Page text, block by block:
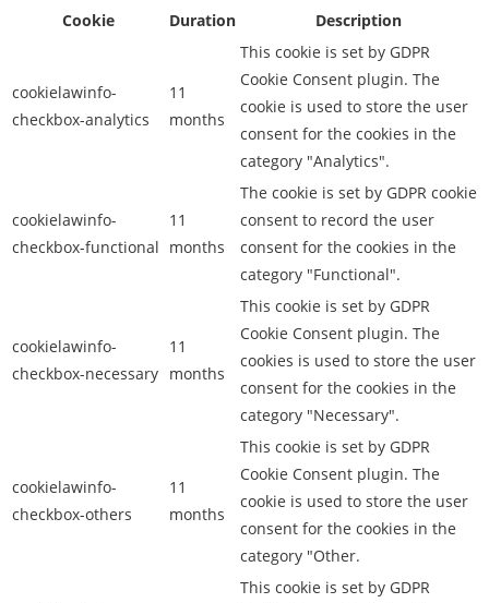
Cookie
Duration Description
cookielawinfo-
checkbox-analytics
11
months
This cookie is set by GDPR
Cookie Consent plugin. The
cookie is used to store the user
consent for the cookies in the
category "Analytics".
cookielawinfo-
checkbox-functional
11
months
The cookie is set by GDPR cookie
consent to record the user
consent for the cookies in the
category "Functional".
cookielawinfo-
checkbox-necessary
11
months
This cookie is set by GDPR
Cookie Consent plugin. The
cookies is used to store the user
consent for the cookies in the
category "Necessary".
cookielawinfo-
checkbox-others
11
months
This cookie is set by GDPR
Cookie Consent plugin. The
cookie is used to store the user
consent for the cookies in the
category "Other.
This cookie is set by GDPR